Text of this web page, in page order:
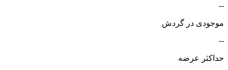
--
موجودی در گردش
--
حداکثر عرضه